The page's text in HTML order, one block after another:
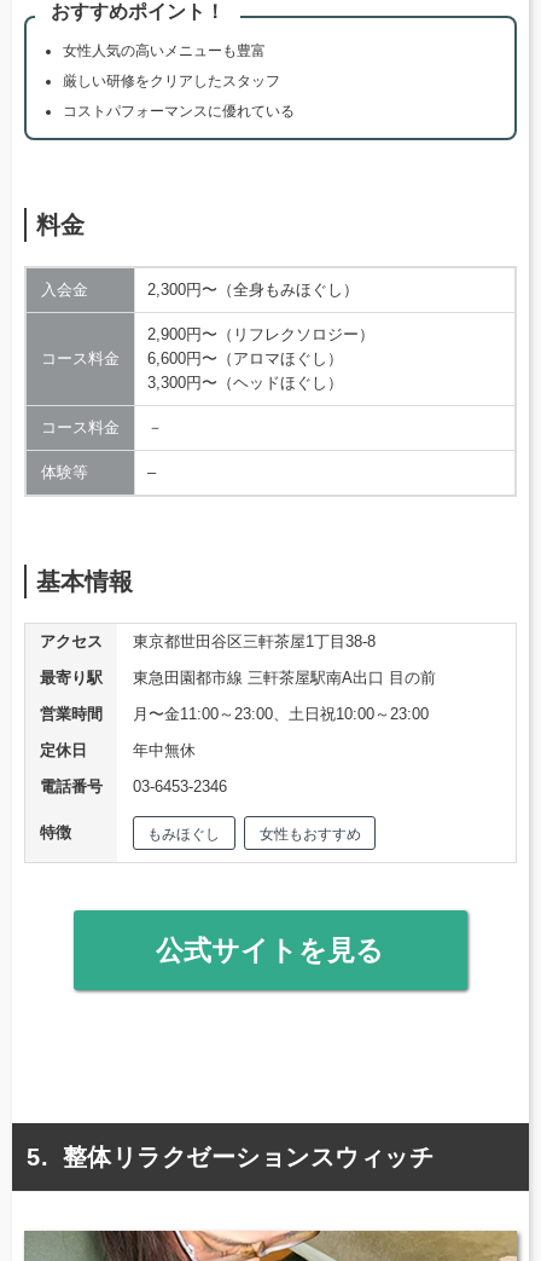
おすすめポイント！
女性人気の高いメニューも豊富
厳しい研修をクリアしたスタッフ
コストパフォーマンスに優れている
料金
入会金 2,300円〜（全身もみほぐし）
コース料金
2,900円〜（リフレクソロジー）
6,600円〜（アロマほぐし）
3,300円〜（ヘッドほぐし）
コース料金 －
体験等 –
基本情報
アクセス
東京都世田谷区三軒茶屋1丁目38-8
最寄り駅
東急田園都市線 三軒茶屋駅南A出口 目の前
営業時間
月〜金11:00～23:00、土日祝10:00～23:00
定休日
年中無休
電話番号
03-6453-2346
特徴 もみほぐし 女性もおすすめ
公式サイトを見る
整体リラクゼーションスウィッチ